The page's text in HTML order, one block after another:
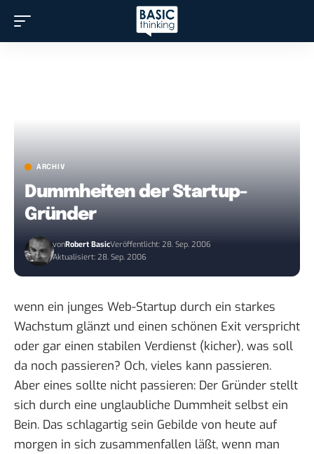
ARCHIV
Dummheiten der Startup-
Gründer
vonRobert BasicVeröffentlicht: 28. Sep. 2006
Aktualisiert: 28. Sep. 2006
wenn ein junges Web-Startup durch ein starkes
Wachstum glänzt und einen schönen Exit verspricht
oder gar einen stabilen Verdienst (kicher), was soll
da noch passieren? Och, vieles kann passieren.
Aber eines sollte nicht passieren: Der Gründer stellt
sich durch eine unglaubliche Dummheit selbst ein
Bein. Das schlagartig sein Gebilde von heute auf
morgen in sich zusammenfallen läßt, wenn man